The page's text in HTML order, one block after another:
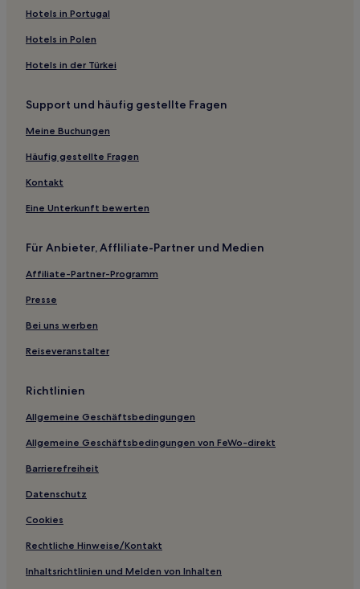
Hotels mit inbegriffenem Frühstück in Goslar
Hotels mit Parkplatz in Landkreis Goslar
Haustierfreundliche in Landkreis Goslar
Hotels mit Küchenzeile in Landkreis Goslar
Hotels mit Fitnessbereich in Landkreis Goslar
Haustierfreundliche in Wildemann
Haustierfreundliche in Osterode am Harz
Hotels mit Parkplatz in Hahnenklee-Bockswiese
Haustierfreundliche in Hahnenklee-Bockswiese
Hotels mit Parkplatz in Langelsheim
Hotels mit inbegriffenem Frühstück in Langelsheim
Haustierfreundliche in Bad Grund
Haustierfreundliche in Wolfshagen
Hotels nahe Zinnfiguren-Museum
Groß-Freden Hotels
Ottbergen Hotels
Barum Hotels
Landkreis Wolfenbüttel: Hotels
Meimerhausen Hotels
West Hotels
Hotels nahe Piratenspielplatz
Hotels in Portugal
Hotels in Polen
Hotels in der Türkei
Support und häufig gestellte Fragen
Meine Buchungen
Häufig gestellte Fragen
Kontakt
Eine Unterkunft bewerten
Für Anbieter, Affliliate-Partner und Medien
Affiliate-Partner-Programm
Presse
Bei uns werben
Reiseveranstalter
Richtlinien
Allgemeine Geschäftsbedingungen
Allgemeine Geschäftsbedingungen von FeWo-direkt
Barrierefreiheit
Datenschutz
Cookies
Rechtliche Hinweise/Kontakt
Inhaltsrichtlinien und Melden von Inhalten